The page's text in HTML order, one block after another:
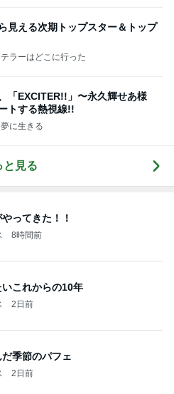
見える次期トップスター＆トップ
ラーはどこに行った
「EXCITER!!」〜永久輝せあ様
トする熱視線!!
に生きる
と見る
ってきた！！
8時間前
これからの10年
2日前
季節のパフェ
2日前